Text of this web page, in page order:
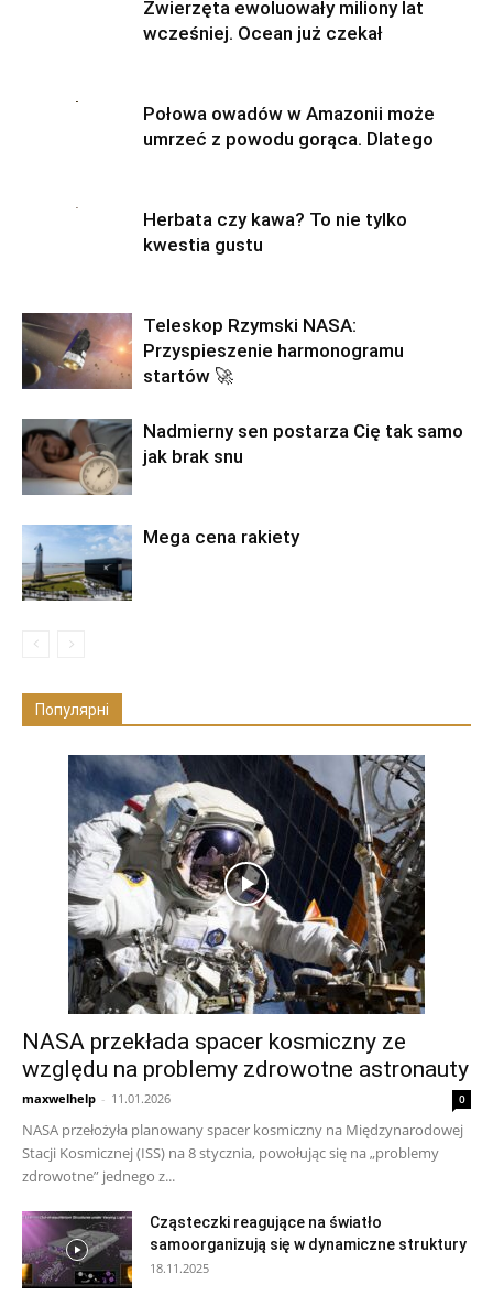
Zwierzęta ewoluowały miliony lat
wcześniej. Ocean już czekał
Połowa owadów w Amazonii może
umrzeć z powodu gorąca. Dlatego
Herbata czy kawa? To nie tylko
kwestia gustu
Teleskop Rzymski NASA:
Przyspieszenie harmonogramu
startów 🚀
Nadmierny sen postarza Cię tak samo
jak brak snu
Mega cena rakiety
Популярні
NASA przekłada spacer kosmiczny ze
względu na problemy zdrowotne astronauty
maxwelhelp - 11.01.2026 0
NASA przełożyła planowany spacer kosmiczny na Międzynarodowej
Stacji Kosmicznej (ISS) na 8 stycznia, powołując się na „problemy
zdrowotne” jednego z...
Cząsteczki reagujące na światło
samoorganizują się w dynamiczne struktury
18.11.2025